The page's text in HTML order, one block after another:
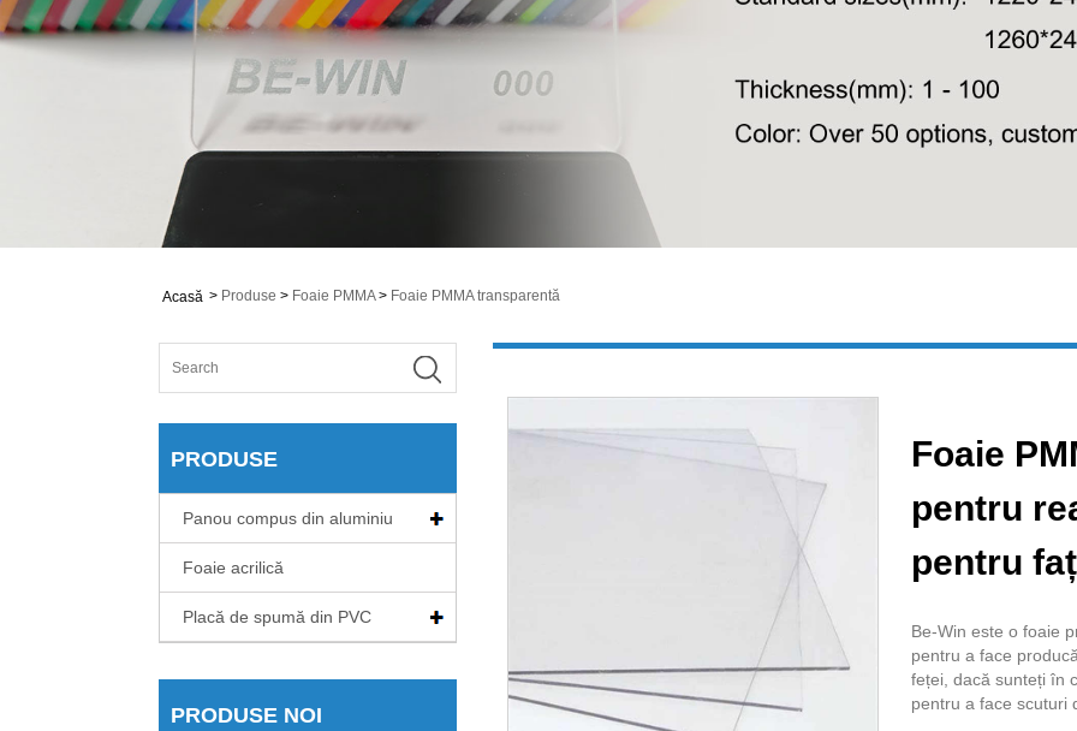
Acasă > Produse > Foaie PMMA> Foaie PMMA transparentă
PRODUSE
Panou compus din aluminiu
Foaie acrilică
Placă de spumă din PVC
PRODUSE NOI
Foaie
pentru
pentru
Be-Win este o foaie
pentru a face
feței, dacă sunteți în
pentru a face scuturi